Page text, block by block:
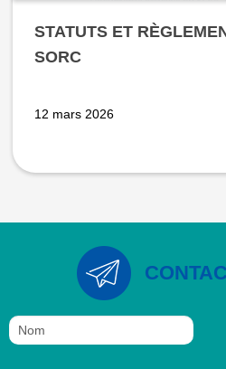
STATUTS ET
SORC
12 mars 2026